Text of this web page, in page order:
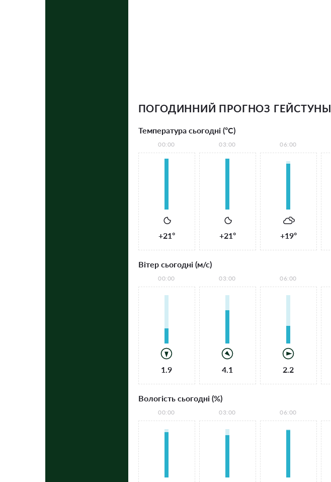
ПОГОДИННИЙ ПРОГНОЗ ГЕЙСТУНЫ
Температура сьогодні (°С)
00:00
+21°
03:00
+21°
06:00
+19°
Вітер сьогодні (м/с)
00:00
1.9
03:00
4.1
06:00
2.2
Вологість сьогодні (%)
00:00 03:00 06:00